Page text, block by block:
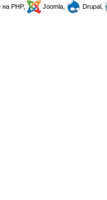
на PHP, Joomla, Drupal,